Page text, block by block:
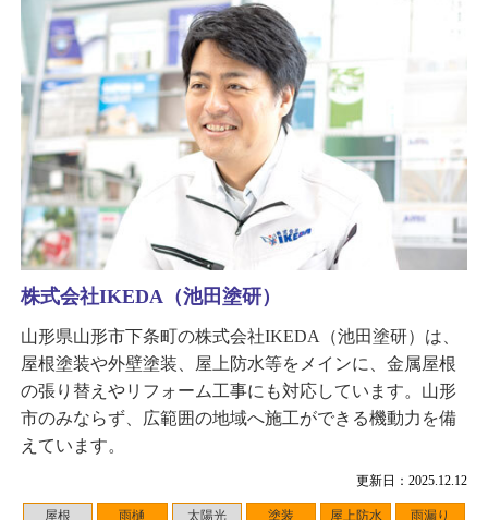
更新日：2025.12.12
屋根
雨樋 太陽光
塗装
屋上防水 雨漏り
株式会社IKEDA（池田塗研）
山形県山形市下条町の株式会社IKEDA（池田塗研）は、
屋根塗装や外壁塗装、屋上防水等をメインに、金属屋根
の張り替えやリフォーム工事にも対応しています。山形
市のみならず、広範囲の地域へ施工ができる機動力を備
えています。